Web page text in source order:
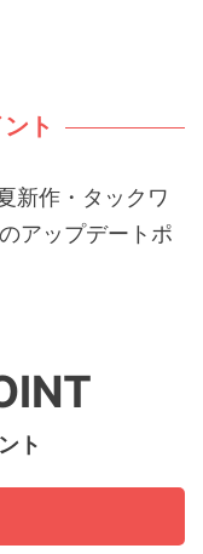
ト
新作・タックワ
アップデートポ
ト